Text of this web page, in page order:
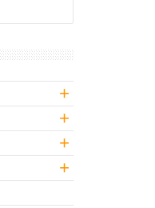
+
+
+
+